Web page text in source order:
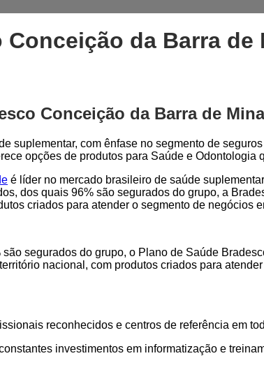
da Barra de
Conceição da Barra de
suplementar, com ênfase no segmento de
opções de produtos para Saúde e
é líder no mercado brasileiro de saúde
dos quais 96% são segurados do grupo, a
criados para atender o segmento de negócios
segurados do grupo, o Plano de Saúde
nacional, com produtos criados para
reconhecidos e centros de referência em
investimentos em informatização e